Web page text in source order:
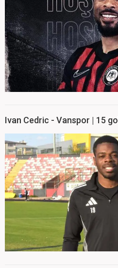
Ivan Cedric - Vanspor | 15 gol